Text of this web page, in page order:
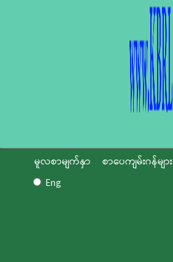
မူလစာမျက်နှာ စာပေကျမ်းဂန်များ
Eng